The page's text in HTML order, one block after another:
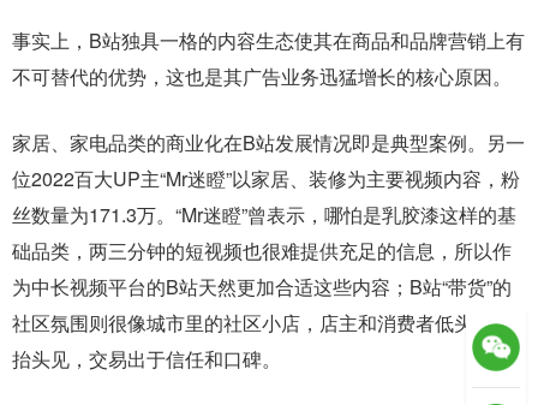
事实上，B站独具一格的内容生态使其在商品和品牌营销上有
不可替代的优势，这也是其广告业务迅猛增长的核心原因。
家居、家电品类的商业化在B站发展情况即是典型案例。另一
位2022百大UP主“Mr迷瞪”以家居、装修为主要视频内容，粉
丝数量为171.3万。“Mr迷瞪”曾表示，哪怕是乳胶漆这样的基
础品类，两三分钟的短视频也很难提供充足的信息，所以作
为中长视频平台的B站天然更加合适这些内容； B站“带货”的
社区氛围则很像城市里的社区小店，店主和消费者低头不见
抬头见，交易出于信任和口碑。